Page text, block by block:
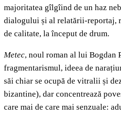
majoritatea gîlgîind de un haz
dialogului și al relatării-reportaj,
de calitate, la început de drum.
Metec, noul roman al lui Bogdan
fragmentarismul, ideea de
săi chiar se ocupă de vitralii și
bizantine), dar concentrează
care mai de care mai senzuale: